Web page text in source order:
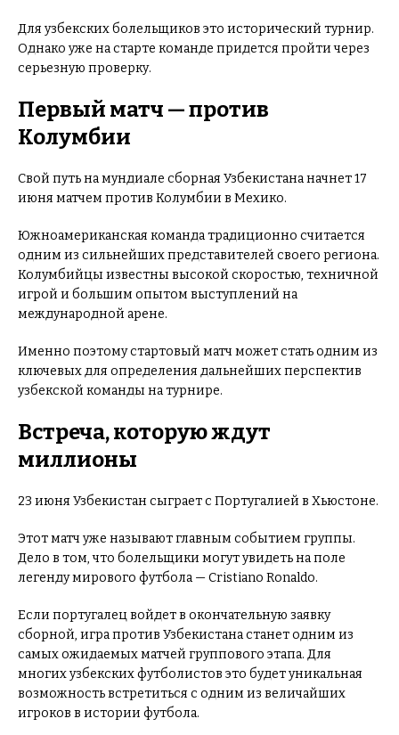
Для узбекских болельщиков это исторический турнир.
Однако уже на старте команде придется пройти через
серьезную проверку.
Первый матч — против
Колумбии
Свой путь на мундиале сборная Узбекистана начнет 17
июня матчем против Колумбии в Мехико.
Южноамериканская команда традиционно считается
одним из сильнейших представителей своего региона.
Колумбийцы известны высокой скоростью, техничной
игрой и большим опытом выступлений на
международной арене.
Именно поэтому стартовый матч может стать одним из
ключевых для определения дальнейших перспектив
узбекской команды на турнире.
Встреча, которую ждут
миллионы
23 июня Узбекистан сыграет с Португалией в Хьюстоне.
Этот матч уже называют главным событием группы.
Дело в том, что болельщики могут увидеть на поле
легенду мирового футбола — Cristiano Ronaldo.
Если португалец войдет в окончательную заявку
сборной, игра против Узбекистана станет одним из
самых ожидаемых матчей группового этапа. Для
многих узбекских футболистов это будет уникальная
возможность встретиться с одним из величайших
игроков в истории футбола.